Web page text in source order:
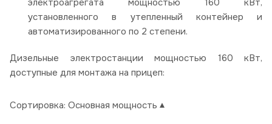
установленного в утепленный контейнер и
автоматизированного по 2 степени.
Дизельные электростанции мощностью 160 кВт,
доступные для монтажа на прицеп:
Сортировка: Основная мощность